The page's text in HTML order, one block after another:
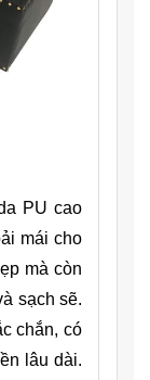
PU cao
mái cho
mà còn
sạch sẽ.
chắn, có
lâu dài.